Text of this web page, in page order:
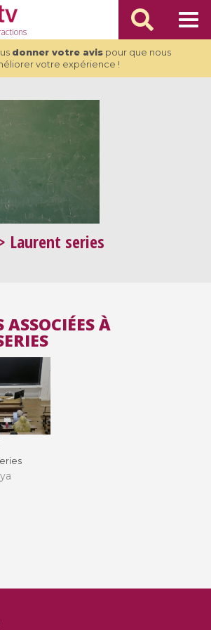
donner votre avispour que nous
votre expérience !
Laurent series
ASSOCIÉES À